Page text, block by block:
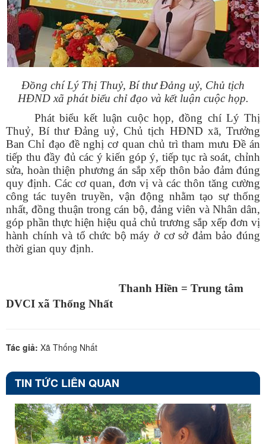
Đồng chí Lý Thị Thuỷ, Bí thư Đảng uỷ, Chủ tịch
HĐND xã phát biểu chỉ đạo và kết luận cuộc họp.
Phát biểu kết luận cuộc họp, đồng chí Lý Thị
Thuỷ, Bí thư Đảng uỷ, Chủ tịch HĐND xã, Trưởng
Ban Chỉ đạo đề nghị cơ quan chủ trì tham mưu Đề án
tiếp thu đầy đủ các ý kiến góp ý, tiếp tục rà soát, chỉnh
sửa, hoàn thiện phương án sắp xếp thôn bảo đảm đúng
quy định. Các cơ quan, đơn vị và các thôn tăng cường
công tác tuyên truyền, vận động nhằm tạo sự thống
nhất, đồng thuận trong cán bộ, đảng viên và Nhân dân,
góp phần thực hiện hiệu quả chủ trương sắp xếp đơn vị
hành chính và tổ chức bộ máy ở cơ sở đảm bảo đúng
thời gian quy định.
Thanh Hiền = Trung tâm
DVCI xã Thống Nhất
Tác giả: Xã Thống Nhất
TIN TỨC LIÊN QUAN